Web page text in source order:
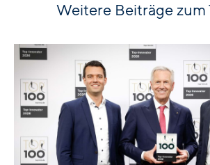
Weitere Beiträge zum